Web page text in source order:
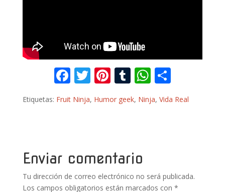
F
ac
e
o
k
T
w
itt
Pi
er
T
u
m
W
h
at
p
o
m
r
Etiquetas: Fruit Ninja, Humor geek, Ninja, Vida Real
Enviar comentario
Tu dirección de correo electrónico no será publicada.
Los campos obligatorios están marcados con *